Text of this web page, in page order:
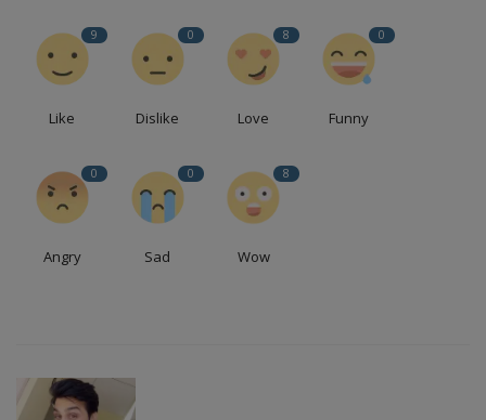
9
Like
0
Dislike
8
Love
0
Funny
0
Angry
0
Sad
8
Wow